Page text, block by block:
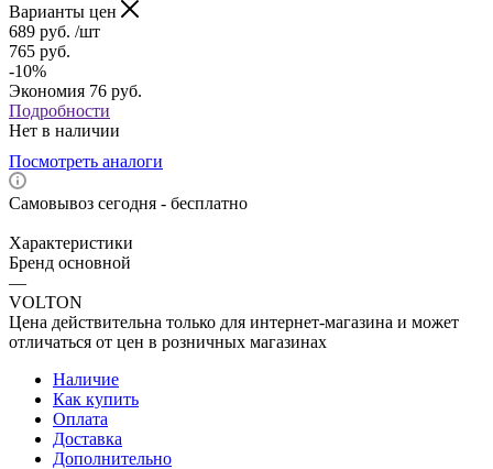
Варианты цен
689 руб. /шт
765 руб.
-10%
Экономия 76 руб.
Подробности
Нет в наличии
Посмотреть аналоги
Самовывоз сегодня - бесплатно
Характеристики
Бренд основной
—
VOLTON
Цена действительна только для интернет-магазина и может
отличаться от цен в розничных магазинах
Наличие
Как купить
Оплата
Доставка
Дополнительно